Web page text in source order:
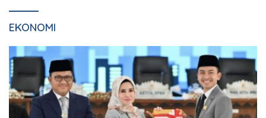
EKONOMI